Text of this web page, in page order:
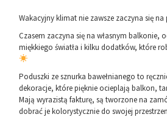
Wakacyjny klimat nie zawsze zaczyna się na
Czasem zaczyna się na własnym balkonie,
miękkiego światła i kilku dodatków, które
Poduszki ze sznurka bawełnianego to
dekoracje, które pięknie ocieplają balkon,
Mają wyrazistą fakturę, są tworzone na
dobrać je kolorystycznie do swojej